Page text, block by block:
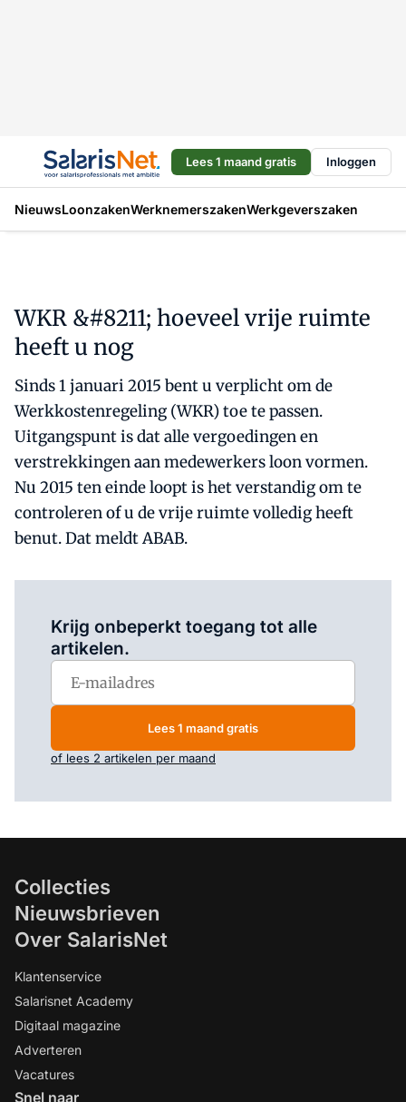
Lees 1 maand gratis Inloggen
NieuwsLoonzakenWerknemerszakenWerkgeverszaken
WKR &#8211; hoeveel vrije ruimte
heeft u nog
Sinds 1 januari 2015 bent u verplicht om de
Werkkostenregeling (WKR) toe te passen.
Uitgangspunt is dat alle vergoedingen en
verstrekkingen aan medewerkers loon vormen.
Nu 2015 ten einde loopt is het verstandig om te
controleren of u de vrije ruimte volledig heeft
benut. Dat meldt ABAB.
Krijg onbeperkt toegang tot alle
artikelen.
Lees 1 maand gratis
of lees 2 artikelen per maand
Collecties
Nieuwsbrieven
Over SalarisNet
Klantenservice
Salarisnet Academy
Digitaal magazine
Adverteren
Vacatures
Snel naar